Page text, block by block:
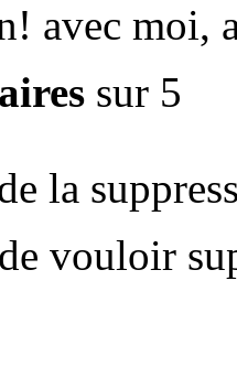
avec moi,
sur 5
la
vouloir